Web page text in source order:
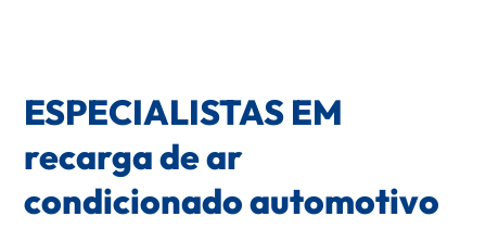
ESPECIALISTAS EM
recarga de ar
condicionado automotivo